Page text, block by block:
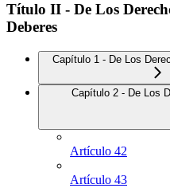
Título II - De Los
Deberes
Capítulo 1 - De Los
Capítulo 2 - De Los
Artículo 42
Artículo 43